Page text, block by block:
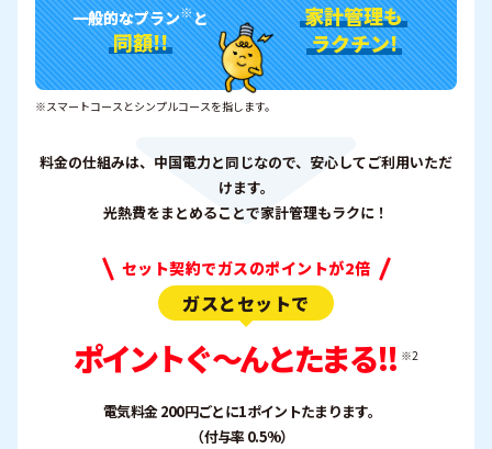
一般的なプラン※と
同額!!
家計管理も
ラクチン!
※スマートコースとシンプルコースを指します。
料金の仕組みは、中国電力と同じなので、安心してご利用いただ
けます。
光熱費をまとめることで家計管理もラクに！
セット契約でガスのポイントが2倍
ガスとセットで
ポイントぐ〜んとたまる!! ※2
電気料金 200円ごとに1ポイントたまります。
（付与率 0.5%）